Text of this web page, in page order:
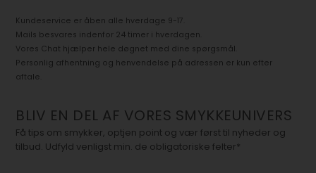
Kundeservice er åben alle hverdage 9-17.
Mails besvares indenfor 24 timer i hverdagen.
Vores Chat hjælper hele døgnet med dine spørgsmål.
Personlig afhentning og henvendelse på adressen er kun efter
aftale.
BLIV EN DEL AF VORES SMYKKEUNIVERS
Få tips om smykker, optjen point og vær først til nyheder og
tilbud. Udfyld venligst min. de obligatoriske felter*